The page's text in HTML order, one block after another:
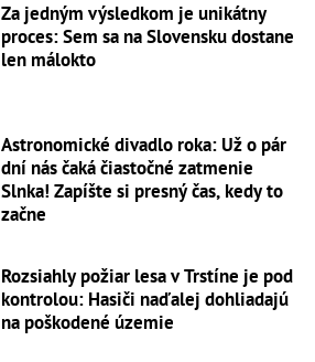
Za jedným výsledkom je unikátny
proces: Sem sa na Slovensku dostane
len málokto
Astronomické divadlo roka: Už o pár
dní nás čaká čiastočné zatmenie
Slnka! Zapíšte si presný čas, kedy to
začne
Rozsiahly požiar lesa v Trstíne je pod
kontrolou: Hasiči naďalej dohliadajú
na poškodené územie